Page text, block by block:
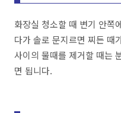
화장실 청소할 때 변기 안쪽
다가 솔로 문지르면 찌든 때
사이의 물때를 제거할 때는
면 됩니다.